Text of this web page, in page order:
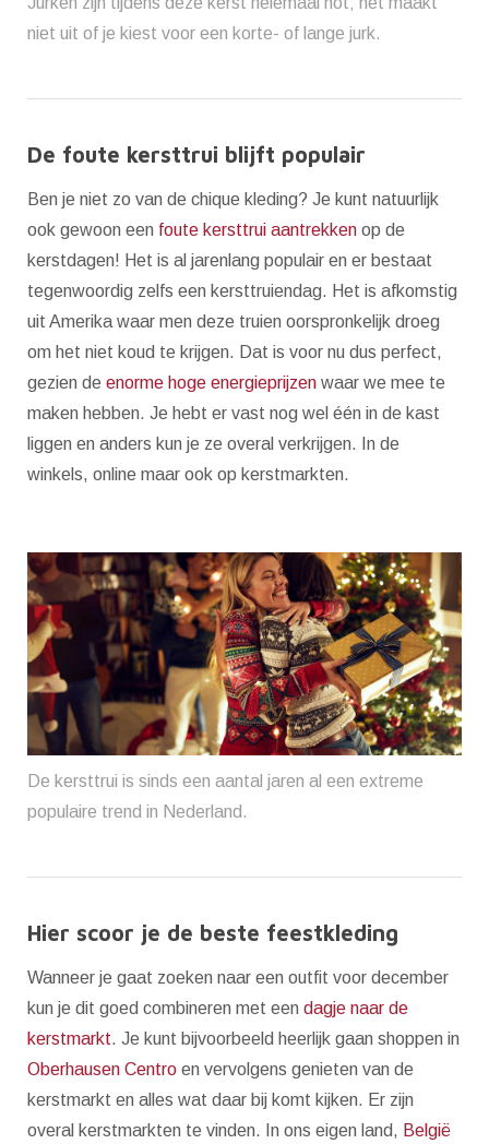
niet uit of je kiest voor een korte- of lange jurk.
De foute kersttrui blijft populair
Ben je niet zo van de chique kleding? Je kunt natuurlijk
ook gewoon een foute kersttrui aantrekken op de
kerstdagen! Het is al jarenlang populair en er bestaat
tegenwoordig zelfs een kersttruiendag. Het is afkomstig
uit Amerika waar men deze truien oorspronkelijk droeg
om het niet koud te krijgen. Dat is voor nu dus perfect,
gezien de enorme hoge energieprijzen waar we mee te
maken hebben. Je hebt er vast nog wel één in de kast
liggen en anders kun je ze overal verkrijgen. In de
winkels, online maar ook op kerstmarkten.
De kersttrui is sinds een aantal jaren al een extreme
populaire trend in Nederland.
Hier scoor je de beste feestkleding
Wanneer je gaat zoeken naar een outfit voor december
kun je dit goed combineren met een dagje naar de
kerstmarkt. Je kunt bijvoorbeeld heerlijk gaan shoppen in
Oberhausen Centro en vervolgens genieten van de
kerstmarkt en alles wat daar bij komt kijken. Er zijn
overal kerstmarkten te vinden. In ons eigen land, België